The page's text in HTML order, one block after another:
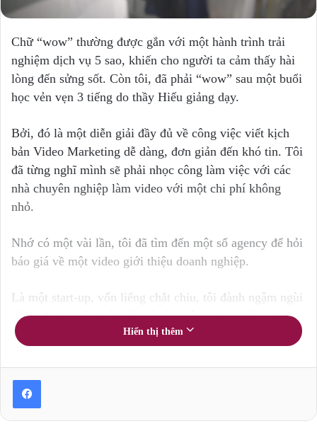
Chữ “wow” thường được gắn với một hành trình trải
nghiệm dịch vụ 5 sao, khiến cho người ta cảm thấy hài
lòng đến sửng sốt. Còn tôi, đã phải “wow” sau một buổi
học vẻn vẹn 3 tiếng do thầy Hiếu giảng dạy.
Bởi, đó là một diễn giải đầy đủ về công việc viết kịch
bản Video Marketing dễ dàng, đơn giản đến khó tin. Tôi
đã từng nghĩ mình sẽ phải nhọc công làm việc với các
nhà chuyên nghiệp làm video với một chi phí không
nhỏ.
Nhớ có một vài lần, tôi đã tìm đến một số agency để hỏi
báo giá về một video giới thiệu doanh nghiệp.
Là một start-up, vốn liếng chắt chiu, tôi đành ngậm ngùi
gác ý định ấy lại bởi cái giá của một video dường như
quá cao với tôi – không dưới 40 triệu đồng/sản phẩm.
tôi được xem qua một loạt các sản phẩm mẫu của họ:
Mười cái gần như một, không sáng tạo, chẳng để lại ấn
tượng gì.
Hiển thị thêm